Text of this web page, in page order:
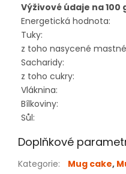
Výživové údaje na 100
Energetická hodnota:
Tuky:
z toho nasycené
Sacharidy:
z toho cukry:
Vláknina:
Bílkoviny:
Sůl:
Doplňkové
Kategorie: Mug cake,